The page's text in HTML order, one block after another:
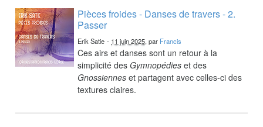
Pièces froides - Danses de travers - 2.
Passer
Erik Satie - 11 juin 2025, par Francis
Ces airs et danses sont un retour à la
simplicité desGymnopédies et des
Gnossiennes et partagent avec celles-ci des
textures claires.